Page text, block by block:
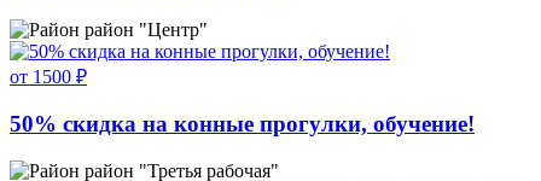
район "Центр"
от 1500 ₽
50% скидка на конные прогулки, обучение!
район "Третья рабочая"